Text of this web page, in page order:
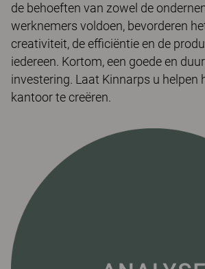
de behoeften van zowel de
werknemers voldoen, bevorderen
creativiteit, de efficiëntie en de
iedereen. Kortom, een goede en
investering. Laat Kinnarps u helpen
kantoor te creëren.